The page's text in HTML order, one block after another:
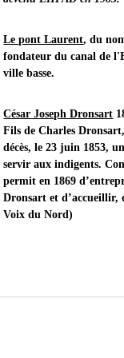
Le pont Laurent, du
fondateur du canal de
ville basse.
César Joseph Dronsart
Fils de Charles
décès, le 23 juin 1853,
servir aux indigents.
permit en 1869
Dronsart et d’accueillir,
Voix du Nord)